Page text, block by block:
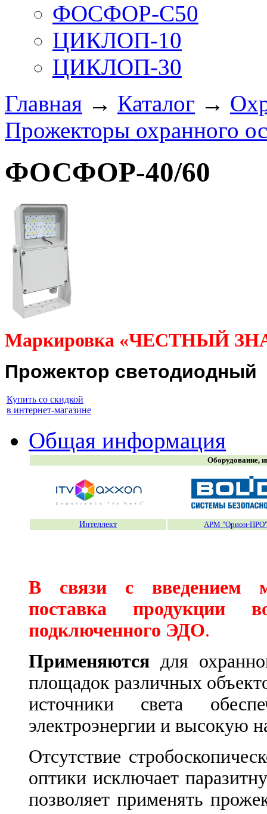
ФОСФОР-С50
ЦИКЛОП-10
ЦИКЛОП-30
Главная → Каталог →
Прожекторы охранного
ФОСФОР-40/60
Маркировка «ЧЕСТНЫЙ
Прожектор светодиодный
Купить со скидкой
в интернет-магазине
Общая информация
Оборудование,
Интеллект АРМ "Орион-ПРО"
В связи с введением
поставка продукции
подключенного ЭДО.
Применяются для
площадок различных
источники света
электроэнергии и высокую
Отсутствие
оптики исключает
позволяет применять